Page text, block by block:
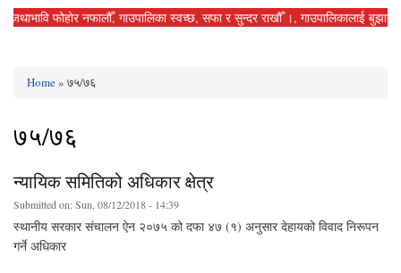
फोहोर नफालौँ, गाउपालिका स्वच्छ, सफा र सुन्दर राखौँ ।, गाउपालिकालाई बुझाउनु
You are here
Home» ७५/७६
७५/७६
न्यायिक समितिको अधिकार क्षेत्र
Submitted on:Sun, 08/12/2018 - 14:39
स्थानीय सरकार संचालन ऐन २०७५ को दफा ४७ (१) अनुसार देहायको विवाद निरूपन
गर्ने अधिकार